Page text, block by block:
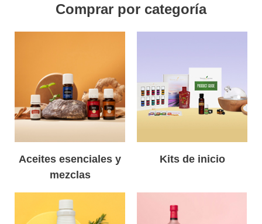
Comprar por categoría
Aceites esenciales y
mezclas
Kits de inicio